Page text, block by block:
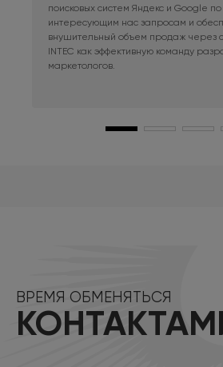
поисковых систем Яндекс и Google
интересующим нас запросам и
внушительный объем продаж через
INTEC как эффективную команду
маркетологов.
ВРЕМЯ ОБМЕНЯТЬСЯ